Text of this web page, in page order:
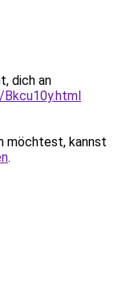
dich an
möchtest, kannst
.